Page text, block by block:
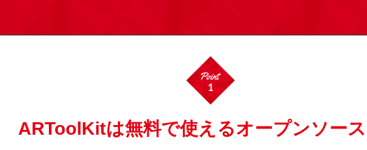
ARToolKitは無料で使えるオープンソー